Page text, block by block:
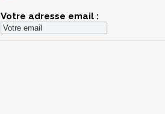
Votre adresse email :